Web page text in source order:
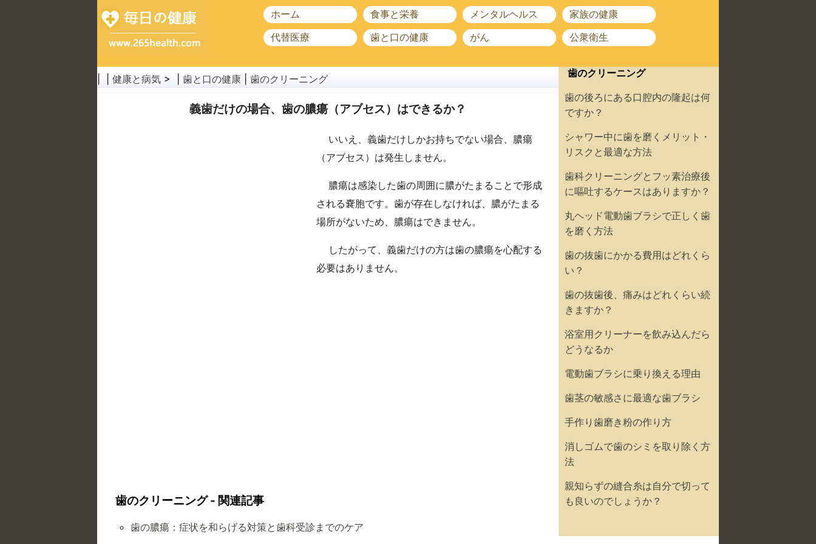
ホーム 食事と栄養 メンタルヘルス
家族の健康
代替医療
歯と口の健康 がん 公衆衛生
健康と病気 > | 歯と口の健康 歯のクリーニング
義歯だけの場合、歯の膿瘍（アブセス）はできるか？
いいえ、義歯だけしかお持ちでない場合、膿瘍
（アブセス）は発生しません。
膿瘍は感染した歯の周囲に膿がたまることで形成
される嚢胞です。歯が存在しなければ、膿がたまる
場所がないため、膿瘍はできません。
したがって、義歯だけの方は歯の膿瘍を心配する
必要はありません。
歯のクリーニング - 関連記事
歯の膿瘍：症状を和らげる対策と歯科受診までのケア
歯のクリーニング
歯の後ろにある口腔内の隆起は何
ですか？
シャワー中に歯を磨くメリット・
リスクと最適な方法
歯科クリーニングとフッ素治療後
に嘔吐するケースはありますか？
丸ヘッド電動歯ブラシで正しく歯
を磨く方法
歯の抜歯にかかる費用はどれくら
い？
歯の抜歯後、痛みはどれくらい続
きますか？
浴室用クリーナーを飲み込んだら
どうなるか
電動歯ブラシに乗り換える理由
歯茎の敏感さに最適な歯ブラシ
手作り歯磨き粉の作り方
消しゴムで歯のシミを取り除く方
法
親知らずの縫合糸は自分で切って
も良いのでしょうか？